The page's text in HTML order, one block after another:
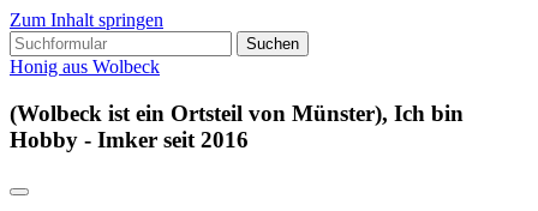
Zum Inhalt springen
Suchen
nach:
Honig aus Wolbeck
(Wolbeck ist ein Ortsteil von Münster), Ich bin
Hobby - Imker seit 2016